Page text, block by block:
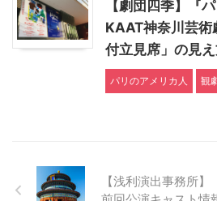
【劇団四季】『
KAAT神奈川芸術
付立見席」の見え
パリのアメリカ人 観
【浅利演出事務所